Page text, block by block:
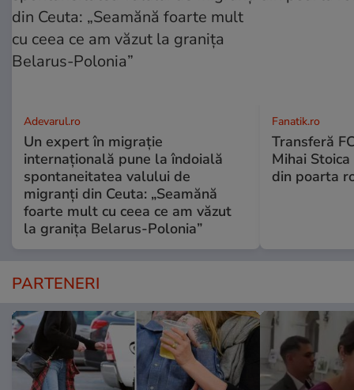
Adevarul.ro
Un expert în migrație
internațională pune la îndoială
spontaneitatea valului de
migranți din Ceuta: „Seamănă
foarte mult cu ceea ce am văzut
la granița Belarus-Polonia”
Fanatik.ro
Transferă
Mihai
din poarta
PARTENERI